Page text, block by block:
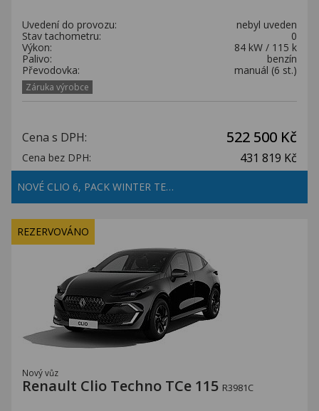
Uvedení do provozu:
nebyl uveden
Stav tachometru:
0
Výkon:
84 kW / 115 k
Palivo:
benzín
Převodovka:
manuál (6 st.)
Záruka výrobce
Cena s DPH: 522 500 Kč
Cena bez DPH: 431 819 Kč
NOVÉ CLIO 6, PACK WINTER TE…
REZERVOVÁNO
Nový vůz
Renault Clio Techno TCe 115 R3981C